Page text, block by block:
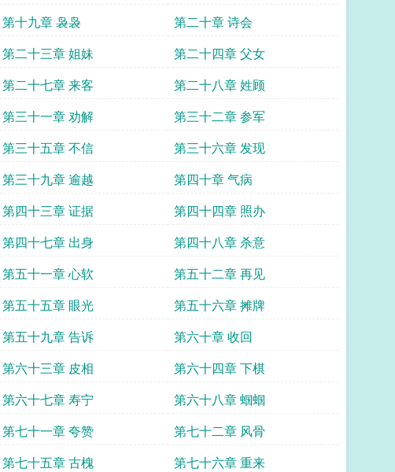
第十九章 袅袅
第二十章 诗会
第二十三章 姐妹
第二十四章 父女
第二十七章 来客
第二十八章 姓顾
第三十一章 劝解
第三十二章 参军
第三十五章 不信
第三十六章 发现
第三十九章 逾越
第四十章 气病
第四十三章 证据
第四十四章 照办
第四十七章 出身
第四十八章 杀意
第五十一章 心软
第五十二章 再见
第五十五章 眼光
第五十六章 摊牌
第五十九章 告诉
第六十章 收回
第六十三章 皮相
第六十四章 下棋
第六十七章 寿宁
第六十八章 蝈蝈
第七十一章 夸赞
第七十二章 风骨
第七十五章 古槐
第七十六章 重来